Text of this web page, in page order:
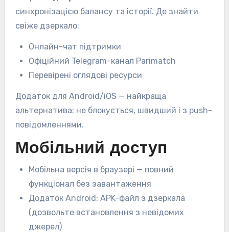
синхронізацією балансу та історії. Де знайти
свіже дзеркало:
Онлайн-чат підтримки
Офіційний Telegram-канал Parimatch
Перевірені оглядові ресурси
Додаток для Android/iOS — найкраща
альтернатива: не блокується, швидший і з push-
повідомленнями.
Мобільний доступ
Мобільна версія в браузері — повний
функціонал без завантаження
Додаток Android: APK-файл з дзеркала
(дозвольте встановлення з невідомих
джерел)